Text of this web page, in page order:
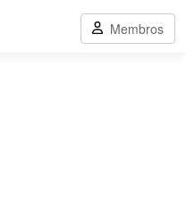
Membros